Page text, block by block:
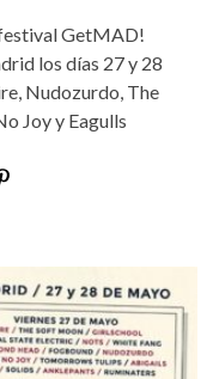
GetMAD!
los días 27 y 28
Nudozurdo, The
Joy y Eagulls